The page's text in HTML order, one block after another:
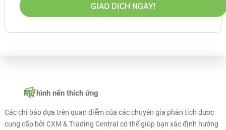
GIAO DỊCH NGAY!
Mô hình nến thích ứng
Các chỉ báo dựa trên quan điểm của các chuyên gia phân tích đươc
cung cấp bởi CXM & Trading Central có thể giúp bạn xác định hướng